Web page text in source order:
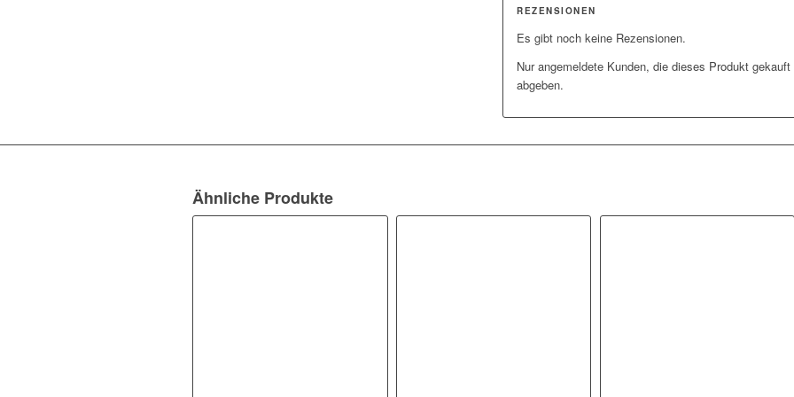
REZENSIONEN
Es gibt noch keine Rezensionen.
Nur angemeldete Kunden, die dieses Produkt
abgeben.
Ähnliche Produkte